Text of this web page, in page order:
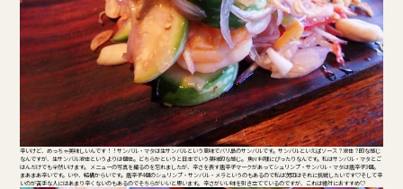
辛いけど、めっちゃ美味しいんです！！サンバル・マタは生サンバルという意味でバリ島のサンバルです。サンバルといえばソース？液体？的な感じ
なんですが、生サンバル液体というよりは個体。どちらかというと日本でいう薬味的な感じ。 魚介料理にぴったりなんです。私はサンバル・マタとご
はんだけでも全然いけます。 メニューの写真を撮るのを忘れましたが、辛さを表す唐辛子マークがあってシュリンプ・サンバル・マタは唐辛子3個。
まあまあ辛いです。いや、結構からいです。唐辛子4個のシュリンプ・サンバル・メラというのもあるので私は次回はそれに挑戦したいです♡そして辛
いのが苦手な人にはあまり辛くないのもあるのでそちらがいいと思います。 辛さがいい味を引き立てているのですが、これは絶対におすすめ♡